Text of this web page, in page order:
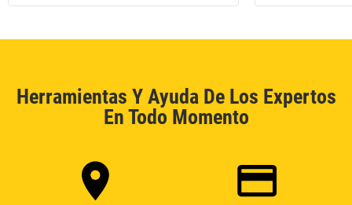
Herramientas Y Ayuda De Los Expertos
En Todo Momento